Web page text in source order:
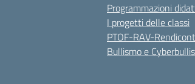
Programmazioni
I progetti delle classi
PTOF-RAV-
Bullismo e